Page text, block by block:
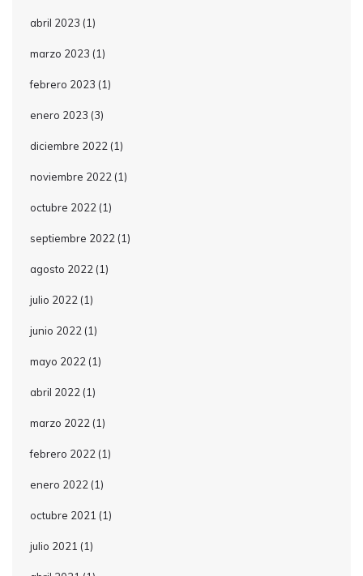
abril 2023 (1)
marzo 2023 (1)
febrero 2023 (1)
enero 2023 (3)
diciembre 2022 (1)
noviembre 2022 (1)
octubre 2022 (1)
septiembre 2022 (1)
agosto 2022 (1)
julio 2022 (1)
junio 2022 (1)
mayo 2022 (1)
abril 2022 (1)
marzo 2022 (1)
febrero 2022 (1)
enero 2022 (1)
octubre 2021 (1)
julio 2021 (1)